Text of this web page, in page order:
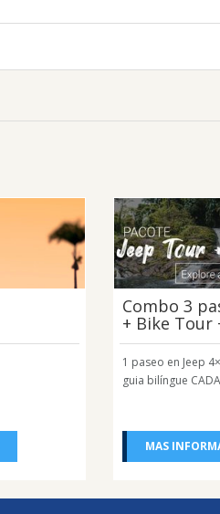
Combo 3
+ Bike Tour
1 paseo en Jeep
guia bilíngue
MAS